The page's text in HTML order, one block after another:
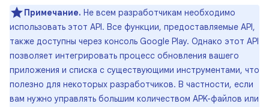
Примечание. Не всем разработчикам необходимо
использовать этот API. Все функции, предоставляемые API,
также доступны через консоль Google Play. Однако этот API
позволяет интегрировать процесс обновления вашего
приложения и списка с существующими инструментами, что
полезно для некоторых разработчиков. В частности, если
вам нужно управлять большим количеством APK-файлов или